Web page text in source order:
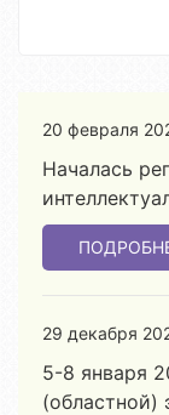
20 февраля
Началась
29 декабря
5-8 января
(областной)